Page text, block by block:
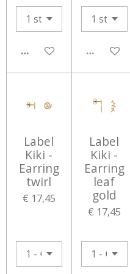
IN WINKELWAGEN
Label
Kiki -
Earring
twirl
€ 17,45
Label
Kiki -
Earring
leaf
gold
€ 17,45